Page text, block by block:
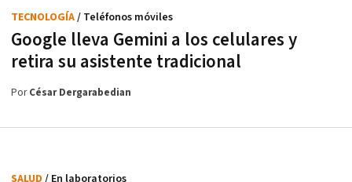
Google lleva Gemini a los celulares y
retira su asistente tradicional
TECNOLOGÍA/ Teléfonos móviles
PorCésar Dergarabedian
SALUD / En laboratorios